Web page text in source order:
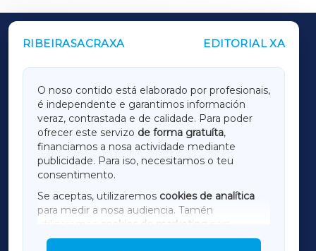
RIBEIRASACRAXA EDITORIAL XA
O noso contido está elaborado por profesionais,
é independente e garantimos información
veraz, contrastada e de calidade. Para poder
ofrecer este servizo de forma gratuíta,
financiamos a nosa actividade mediante
publicidade. Para iso, necesitamos o teu
consentimento.
Se aceptas, utilizaremos cookies de analítica
para medir a nosa audiencia. Tamén
utilizaremos
cookies de marketing
mostrar publicidade de terceiros.
OUTROS PERIÓDICOS
LUGOXA
TERRACHAXA
AMARIÑAXA